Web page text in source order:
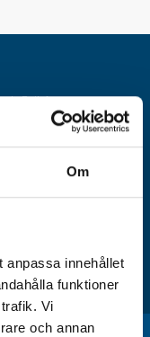
Om
anpassa innehållet
funktioner
Vi
och annan
enligt